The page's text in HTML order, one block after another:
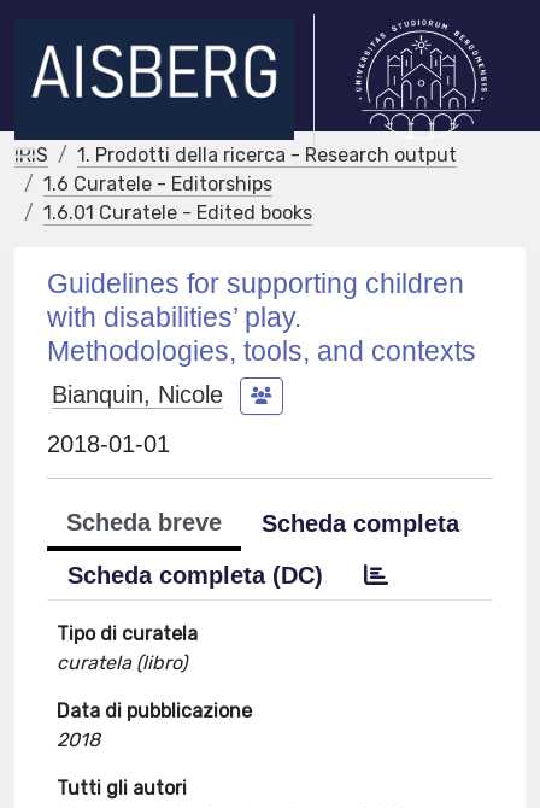
IRIS
1. Prodotti della ricerca - Research output
1.6 Curatele - Editorships
1.6.01 Curatele - Edited books
Guidelines for supporting children
with disabilities’ play.
Methodologies, tools, and contexts
Bianquin, Nicole
2018-01-01
Scheda breve
Scheda completa
Scheda completa (DC)
Tipo di curatela
curatela (libro)
Data di pubblicazione
2018
Tutti gli autori